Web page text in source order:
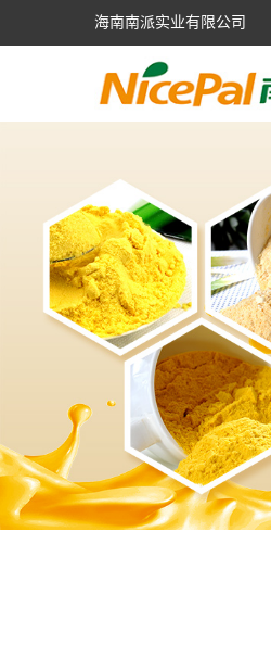
海南南派实业有限公司